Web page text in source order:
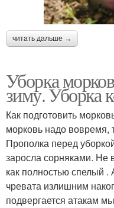
читать дальше →
Уборка
зиму. Уборка
Как подготовить
морковь надо вовремя,
Прополка перед
заросла сорняками. Не
как полностью спелый .
чревата излишним
подвергается атакам